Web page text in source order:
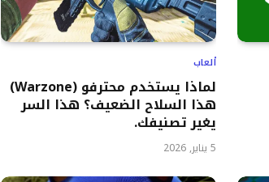
ألعاب
لماذا يستخدم محترفو (Warzone)
هذا السلاح الضعيف؟ هذا السر
يغير تصنيفك.
5 يناير, 2026